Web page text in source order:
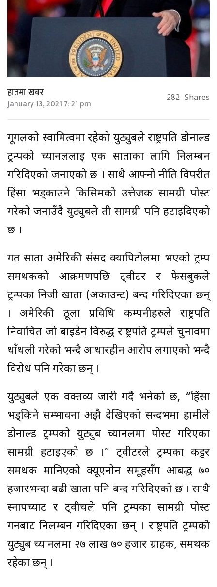
हातमा खबर
January 13, 2021 7: 21 pm 282 Shares
गूगलको स्वामित्वमा रहेको युट्युबले राष्ट्रपति डोनाल्ड
ट्रम्पको च्यानललाई एक साताका लागि निलम्बन
गरिदिएको जनाएको छ । साथै आफ्नो नीति विपरीत
हिंसा भड्काउने किसिमको उत्तेजक सामग्री पोस्ट
गरेको जनाउँदै युट्युबले ती सामग्री पनि हटाइदिएको
छ ।
गत साता अमेरिकी संसद क्यापिटोलमा भएको ट्रम्प
समर्थकको आक्रमणपछि ट्वीटर र फेसबुकले
ट्रम्पका निजी खाता (अकाउन्ट) बन्द गरिदिएका छन्
। अमेरिकी ठूला प्रविधि कम्पनीहरुले राष्ट्रपति
निर्वाचित जो बाइडेन विरुद्ध राष्ट्रपति ट्रम्पले चुनावमा
धाँधली गरेको भन्दै आधारहीन आरोप लगाएको भन्दै
विरोध पनि गरेका छन् ।
युट्युबले एक वक्तव्य जारी गर्दै भनेको छ, “हिंसा
भड्किने सम्भावना अझै देखिएको सन्दर्भमा हामीले
डोनाल्ड ट्रम्पको युट्युब च्यानलमा पोस्ट गरिएका
सामग्री हटाइएको छ ।” ट्वीटरले ट्रम्पका कट्टर
समर्थक मानिएको क्यूएनोन समूहसँग आबद्ध ७०
हजारभन्दा बढी खाता पनि बन्द गरिदिएको छ । साथै
स्नापच्याट र ट्वीचले पनि ट्रम्पका सामग्री पोस्ट
गर्नबाट निलम्बन गरिदिएका छन् । राष्ट्रपति ट्रम्पको
युट्युब च्यानलमा २७ लाख ७० हजार ग्राहक, समर्थक
रहेका छन् ।